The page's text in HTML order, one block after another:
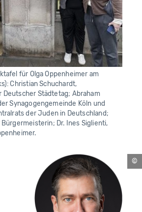
für Olga Oppenheimer am
Christian Schuchardt,
Städtetag; Abraham
Synagogengemeinde Köln und
der Juden in Deutschland;
Bürgermeisterin; Dr. Ines Siglienti,